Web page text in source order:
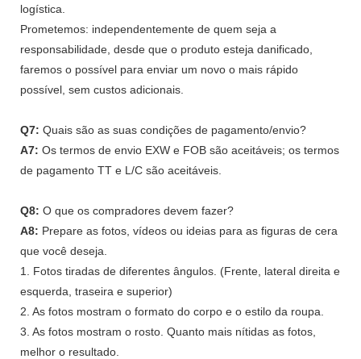
logística.
Prometemos: independentemente de quem seja a
responsabilidade, desde que o produto esteja danificado,
faremos o possível para enviar um novo o mais rápido
possível, sem custos adicionais.
Q7: Quais são as suas condições de pagamento/envio?
A7: Os termos de envio EXW e FOB são aceitáveis; os termos
de pagamento TT e L/C são aceitáveis.
Q8: O que os compradores devem fazer?
A8: Prepare as fotos, vídeos ou ideias para as figuras de cera
que você deseja.
1. Fotos tiradas de diferentes ângulos. (Frente, lateral direita e
esquerda, traseira e superior)
2. As fotos mostram o formato do corpo e o estilo da roupa.
3. As fotos mostram o rosto. Quanto mais nítidas as fotos,
melhor o resultado.